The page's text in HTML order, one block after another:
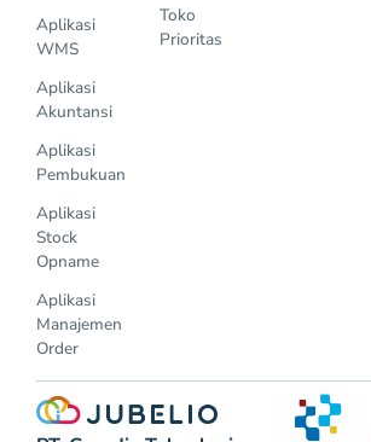
Aplikasi
WMS
Aplikasi
Akuntansi
Aplikasi
Pembukuan
Aplikasi
Stock
Opname
Aplikasi
Manajemen
Order
Toko
Prioritas